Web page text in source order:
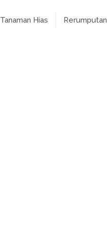
Tanaman Hias Rerumputan